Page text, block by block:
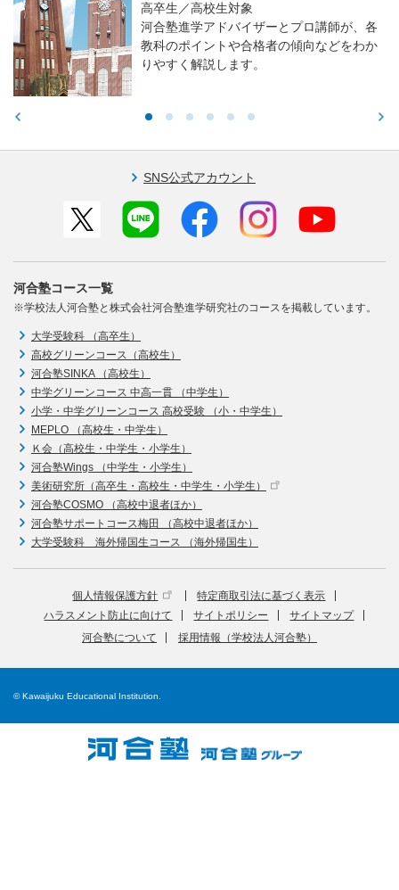
高卒生／高校生対象
河合塾進学アドバイザーとプロ講師が、各
教科のポイントや合格者の傾向などをわか
りやすく解説します。
SNS公式アカウント
河合塾コース一覧
※学校法人河合塾と株式会社河合塾進学研究社のコースを掲載しています。
大学受験科 （高卒生）
高校グリーンコース（高校生）
河合塾SINKA （高校生）
中学グリーンコース 中高一貫 （中学生）
小学・中学グリーンコース 高校受験 （小・中学生）
MEPLO （高校生・中学生）
Ｋ会（高校生・中学生・小学生）
河合塾Wings （中学生・小学生）
美術研究所（高卒生・高校生・中学生・小学生）
河合塾COSMO （高校中退者ほか）
河合塾サポートコース梅田 （高校中退者ほか）
大学受験科 海外帰国生コース （海外帰国生）
個人情報保護方針
特定商取引法に基づく表示
ハラスメント防止に向けて
サイトポリシー
サイトマップ
河合塾について
採用情報（学校法人河合塾）
© Kawaijuku Educational Institution.